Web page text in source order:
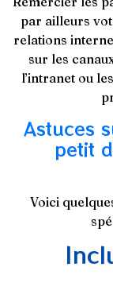
par ailleurs
relations
sur les
l’intranet ou
Astuces
petit
Voici